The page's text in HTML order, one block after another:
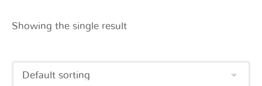
Showing the single result